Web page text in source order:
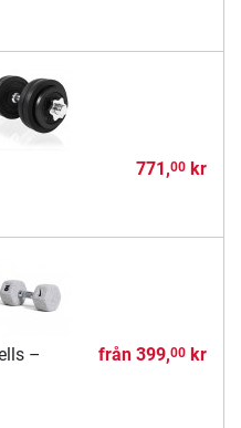
771,00kr
–
från 399,00kr